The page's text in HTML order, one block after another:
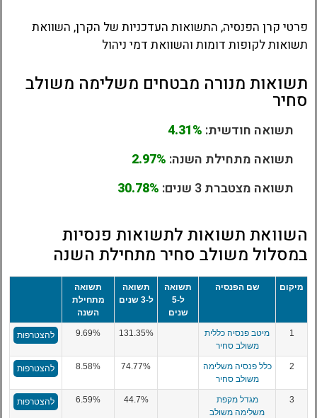
פרטי קרן הפנסיה, התשואות העדכניות של הקרן, השוואת
תשואות לקופות דומות והשוואת דמי ניהול
תשואות מנורה מבטחים משלימה משולב
סחיר
תשואה חודשית: 4.31%
תשואה מתחילת השנה: 2.97%
תשואה מצטברת 3 שנים:
30.78%
השוואת תשואות לתשואות פנסיות
במסלול משולב סחיר מתחילת השנה
מיקום שם הפנסיה
תשואה
ל-5
שנים
תשואה
ל-3 שנים
תשואה
מתחילת
השנה
1
מיטב פנסיה כללית
משולב סחיר
131.35%
9.69% להצטרפות
2
כלל פנסיה משלימה
משולב סחיר
74.77%
8.58% להצטרפות
3
מגדל מקפת
משלימה משולב
44.7%
6.59% להצטרפות